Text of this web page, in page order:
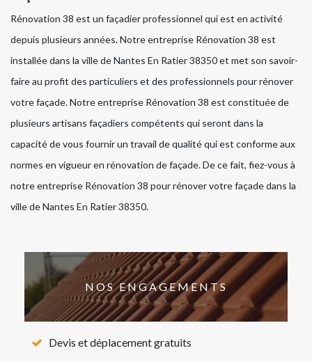
Rénovation 38 est un façadier professionnel qui est en activité
depuis plusieurs années. Notre entreprise Rénovation 38 est
installée dans la ville de Nantes En Ratier 38350 et met son savoir-
faire au profit des particuliers et des professionnels pour rénover
votre façade. Notre entreprise Rénovation 38 est constituée de
plusieurs artisans façadiers compétents qui seront dans la
capacité de vous fournir un travail de qualité qui est conforme aux
normes en vigueur en rénovation de façade. De ce fait, fiez-vous à
notre entreprise Rénovation 38 pour rénover votre façade dans la
ville de Nantes En Ratier 38350.
NOS ENGAGEMENTS
Devis et déplacement gratuits